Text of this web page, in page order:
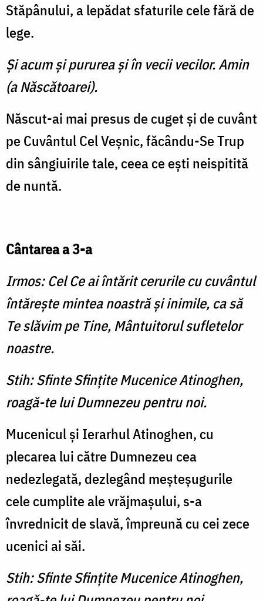
Stăpânului, a lepădat sfaturile cele fără de
lege.
Şi acum şi pururea şi în vecii vecilor. Amin
(a Născătoarei).
Născut-ai mai presus de cuget şi de cuvânt
pe Cuvântul Cel Veşnic, făcându-Se Trup
din sângiuirile tale, ceea ce eşti neispitită
de nuntă.
Cântarea a 3-a
Irmos: Cel Ce ai întărit cerurile cu cuvântul
întăreşte mintea noastră şi inimile, ca să
Te slăvim pe Tine, Mântuitorul sufletelor
noastre.
Stih: Sfinte Sfinţite Mucenice Atinoghen,
roagă-te lui Dumnezeu pentru noi.
Mucenicul şi Ierarhul Atinoghen, cu
plecarea lui către Dumnezeu cea
nedezlegată, dezlegând meşteşugurile
cele cumplite ale vrăjmaşului, s-a
învrednicit de slavă, împreună cu cei zece
ucenici ai săi.
Stih: Sfinte Sfinţite Mucenice Atinoghen,